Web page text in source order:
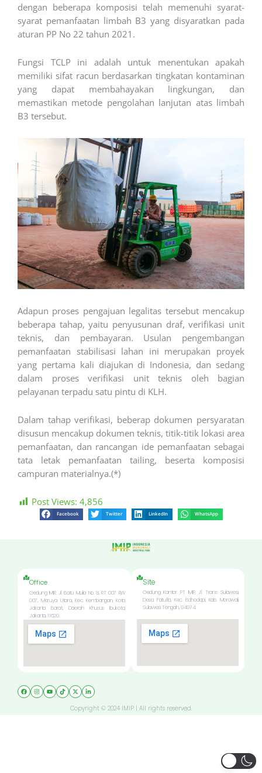
dengan beberapa komposisi telah memenuhi syarat-
syarat pemanfaatan limbah B3 yang disyaratkan pada
aturan PP No 22 tahun 2021.
Fungsi TCLP ini adalah untuk menentukan apakah
memiliki sifat racun berdasarkan tingkatan kontaminan
yang dapat membahayakan lingkungan, dan
memastikan metode pengolahan lanjutan atas limbah
B3 tersebut.
Adapun proses pengajuan legalitas tersebut mencakup
beberapa tahap, yaitu penyusunan draf, verifikasi unit
teknis, dan pembayaran. Usulan pengembangan
pemanfaatan stabilisasi lahan ini merupakan proyek
yang pertama kali diajukan di Indonesia, dan sedang
dalam proses verifikasi unit teknis oleh bagian
pelayanan terpadu satu pintu di KLH.
Dalam tahap verifikasi, beberap dokumen persyaratan
disusun mencakup dokumen teknis, titik-titik lokasi area
pemanfaatan, dan rancangan ide pemanfaatan sebagai
tata letak pemanfaatan tailing, beserta komposisi
campuran materialnya.(*)
Post Views: 4,856
Facebook Twitter LinkedIn WhatsApp
Office
Gedung IMIP, Jl. Batu Mulia No. 8, RT 007 RW
007, Meruya Utara, Kec. Kembangan, Kota
Jakarta Barat, Daerah Khusus Ibukota,
Jakarta, 11620.
Site
Gedung Kantor PT IMIP, Jl. Trans Sulawesi,
Desa Fatufia, Kec. Bahodopi, Kab. Morowali,
Sulawesi Tengah, 94974.
Copyright © 2024 IMIP | All rights reserved.